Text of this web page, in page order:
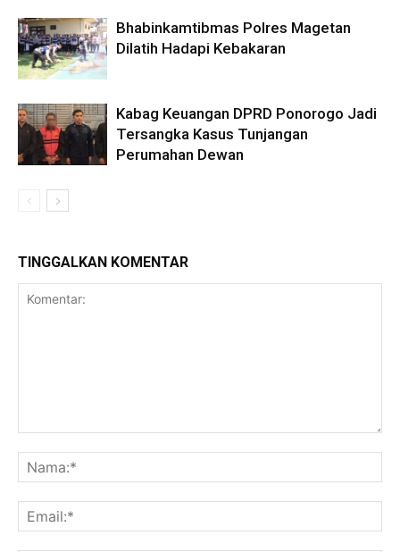
Bhabinkamtibmas Polres Magetan
Dilatih Hadapi Kebakaran
Kabag Keuangan DPRD Ponorogo Jadi
Tersangka Kasus Tunjangan
Perumahan Dewan
TINGGALKAN KOMENTAR